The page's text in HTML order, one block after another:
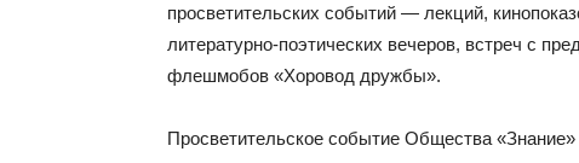
просветительских событий — лекций,
литературно-поэтических вечеров, встреч с
флешмобов «Хоровод дружбы».
Просветительское событие Общества